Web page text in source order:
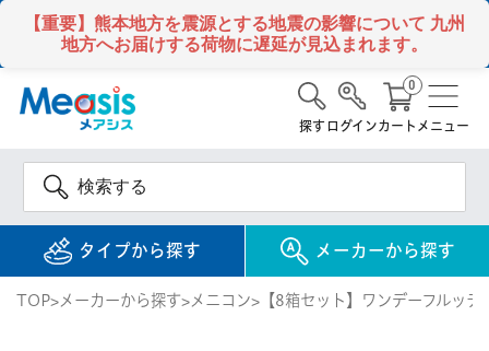
【重要】熊本地方を震源とする地震の影響について 九州
地方へお届けする荷物に遅延が見込まれます。
タイプから探す メーカーから探す
探す ログインカート
0
メニュー
TOP メーカーから探す メニコン 【8箱セット】ワンデーフルッ